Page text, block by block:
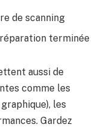
de scanning
terminée
aussi de
comme les
les
Gardez